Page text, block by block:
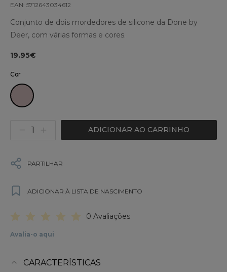
EAN: 5712643034612
Conjunto de dois mordedores de silicone da Done by
Deer, com várias formas e cores.
19.95€
Cor
ADICIONAR AO CARRINHO
PARTILHAR
ADICIONAR À LISTA DE NASCIMENTO
0 Avaliações
Avalia-o aqui
CARACTERÍSTICAS